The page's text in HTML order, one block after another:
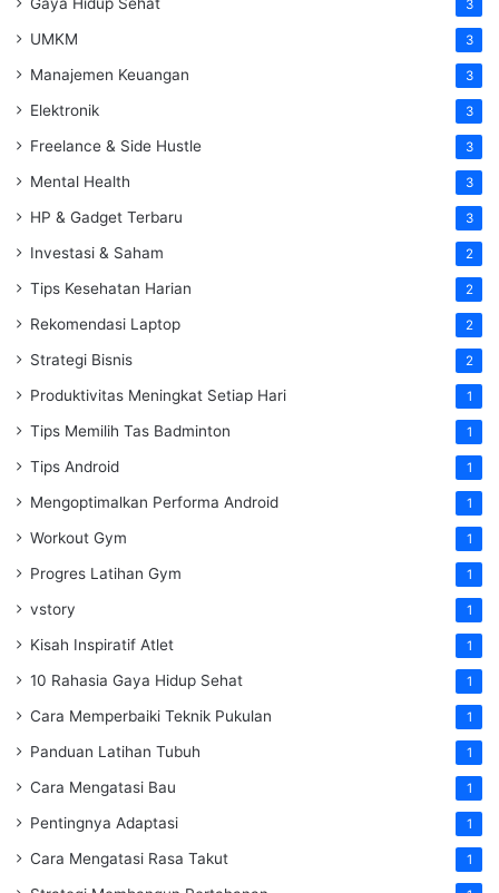
3
UMKM 3
Manajemen Keuangan 3
Elektronik 3
Freelance & Side Hustle 3
Mental Health 3
HP & Gadget Terbaru 3
Investasi & Saham 2
Tips Kesehatan Harian 2
Rekomendasi Laptop 2
Strategi Bisnis 2
Produktivitas Meningkat Setiap Hari 1
Tips Memilih Tas Badminton 1
Tips Android 1
Mengoptimalkan Performa Android 1
Workout Gym 1
Progres Latihan Gym 1
vstory 1
Kisah Inspiratif Atlet 1
10 Rahasia Gaya Hidup Sehat 1
Cara Memperbaiki Teknik Pukulan 1
Panduan Latihan Tubuh 1
Cara Mengatasi Bau 1
Pentingnya Adaptasi 1
Cara Mengatasi Rasa Takut 1